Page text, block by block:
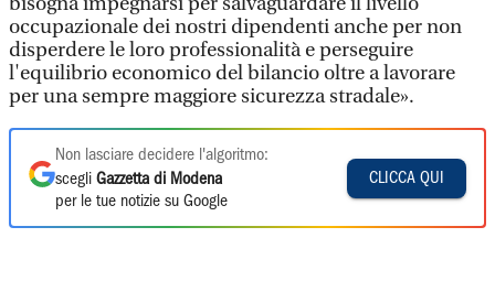
occupazionale dei nostri dipendenti anche per non
disperdere le loro professionalità e perseguire
l'equilibrio economico del bilancio oltre a lavorare
per una sempre maggiore sicurezza stradale».
Non lasciare decidere l'algoritmo:
scegli Gazzetta di Modena
per le tue notizie su Google
CLICCA QUI